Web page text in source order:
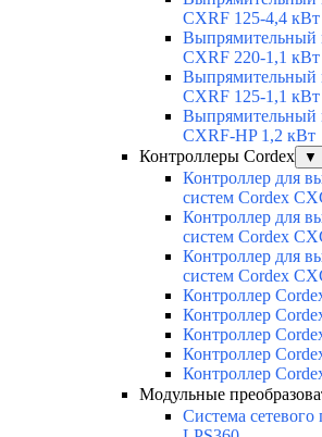
CXRF 125-4,4 кВт
Выпрямительный
CXRF 220-1,1 кВт
Выпрямительный
CXRF 125-1,1 кВт
Выпрямительный
CXRF-HP 1,2 кВт
Контроллеры Cordex
▼
Контроллер для
систем Cordex
Контроллер для
систем Cordex
Контроллер для
систем Cordex
Контроллер
Контроллер
Контроллер
Контроллер
Контроллер
Модульные
Система